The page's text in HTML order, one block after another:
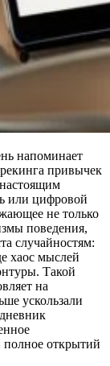
напоминает
привычек
или цифровой
не только
поведения,
случайностям:
хаос мыслей
Такой
на
ускользали
полное открытий